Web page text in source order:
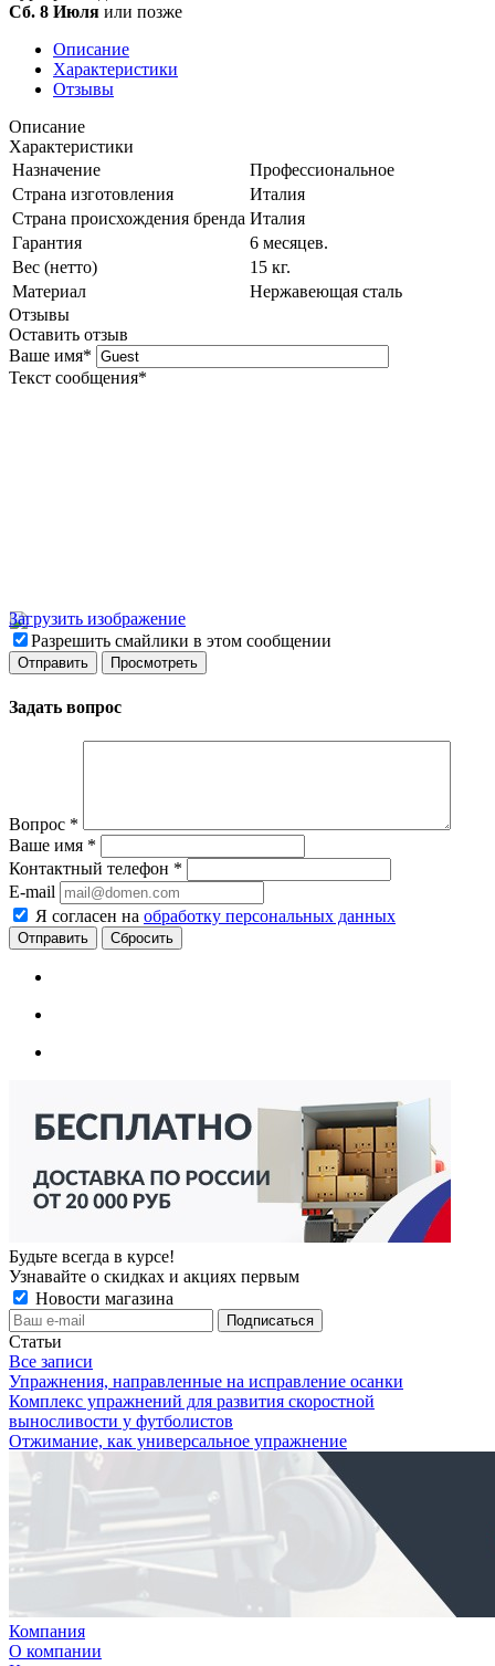
Сб. 8 Июля или позже
Описание
Характеристики
Отзывы
Описание
Характеристики
Назначение
Профессиональное
Страна изготовления
Италия
Страна происхождения бренда Италия
Гарантия
6 месяцев.
Вес (нетто)
15 кг.
Материал
Нержавеющая сталь
Отзывы
Оставить отзыв
Ваше имя*
Текст сообщения*
Загрузить изображение
Разрешить смайлики в этом сообщении
Задать вопрос
Вопрос *
Ваше имя *
Контактный телефон *
E-mail
Я согласен на обработку персональных данных
Сбросить
Будьте всегда в курсе!
Узнавайте о скидках и акциях первым
Новости магазина
Статьи
Все записи
Упражнения, направленные на исправление осанки
Комплекс упражнений для развития скоростной
выносливости у футболистов
Отжимание, как универсальное упражнение
Компания
О компании